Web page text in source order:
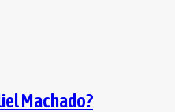
Machado?